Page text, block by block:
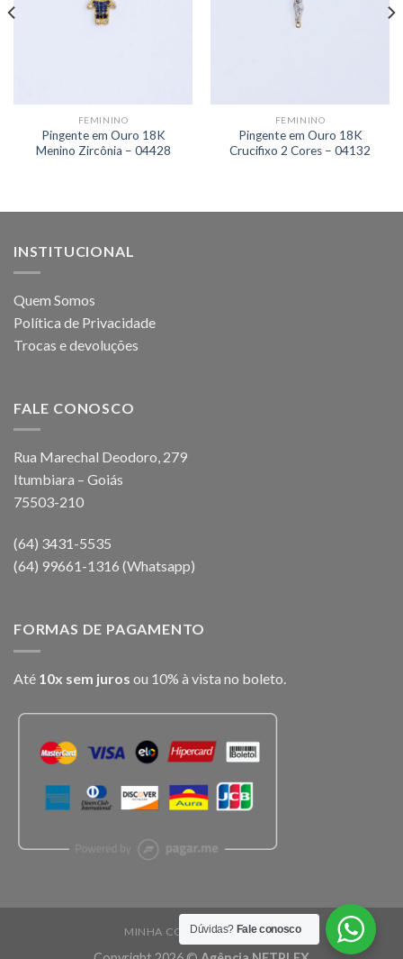
FEMININO
Pingente em Ouro 18K
Menino Zircônia – 04428
FEMININO
Pingente em Ouro 18K
Crucifixo 2 Cores – 04132
INSTITUCIONAL
Quem Somos
Política de Privacidade
Trocas e devoluções
FALE CONOSCO
Rua Marechal Deodoro, 279
Itumbiara – Goiás
75503-210
(64) 3431-5535
(64) 99661-1316 (Whatsapp)
FORMAS DE PAGAMENTO
Até 10x sem juros ou 10% à vista no boleto.
MINHA CONTA CARRINHO
Dúvidas? Fale conosco